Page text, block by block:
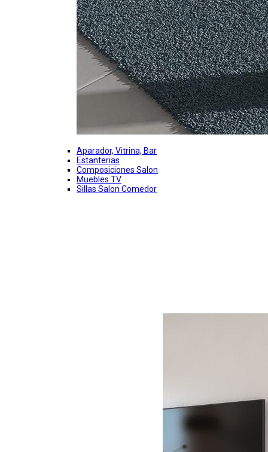
Aparador, Vitrina, Bar
Estanterias
Composiciones Salon
Muebles TV
Sillas Salon Comedor